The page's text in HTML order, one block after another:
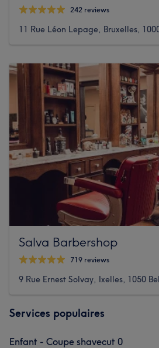
242 reviews
11 Rue Léon Lepage, Bruxelles,
Salva Barbershop
719 reviews
9 Rue Ernest Solvay, Ixelles, 1050
Services populaires
Enfant - Coupe shavecut 0